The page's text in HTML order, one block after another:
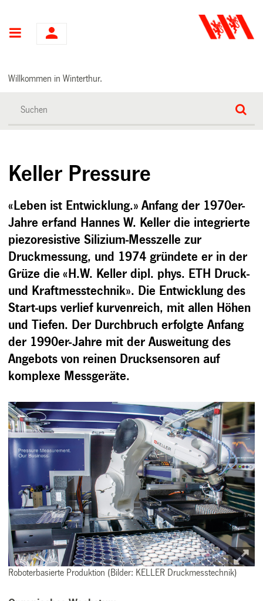
Hauptnavigation
Willkommen in Winterthur.
Keller Pressure
«Leben ist Entwicklung.» Anfang der 1970er-
Jahre erfand Hannes W. Keller die integrierte
piezoresistive Silizium-Messzelle zur
Druckmessung, und 1974 gründete er in der
Grüze die «H.W. Keller dipl. phys. ETH Druck-
und Kraftmesstechnik». Die Entwicklung des
Start-ups verlief kurvenreich, mit allen Höhen
und Tiefen. Der Durchbruch erfolgte Anfang
der 1990er-Jahre mit der Ausweitung des
Angebots von reinen Drucksensoren auf
komplexe Messgeräte.
Roboterbasierte Produktion (Bilder: KELLER Druckmesstechnik)